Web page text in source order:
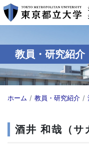
教員・研究紹介
ホーム 教員・研究紹介
酒井 和哉（